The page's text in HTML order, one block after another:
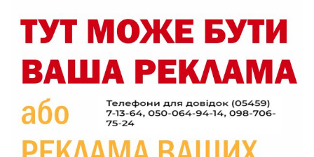
19:29
30 лип
«Все закінчиться, приїду й одружуся…»: Пам’яті
26-річного Захисника Богдана Ємця (ВІДЕО)
20:06
Паливо по 100 грн та ризик дефіциту: чому в
28 лип
Житлові сертифікати, підготовка до зими та
підтримка ВПО: підсумки засідання виконкому
Краснопільської селищної ради